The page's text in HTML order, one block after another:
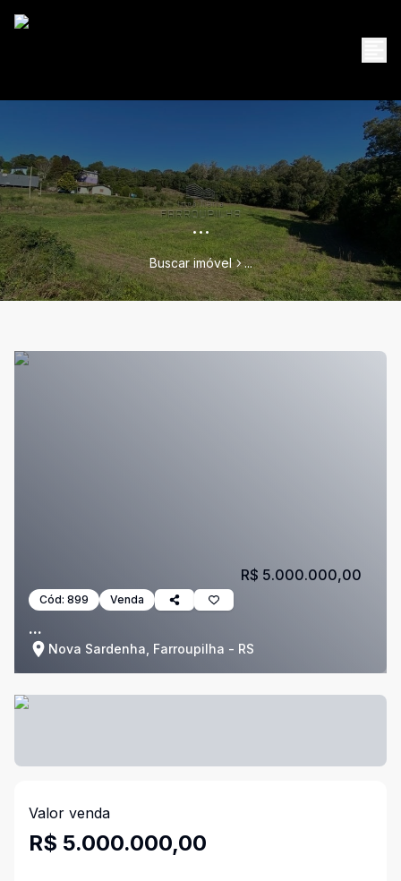
...
Buscar imóvel ...
Cód: 899 Venda
...
Nova Sardenha, Farroupilha - RS
R$ 5.000.000,00
Valor venda
R$ 5.000.000,00